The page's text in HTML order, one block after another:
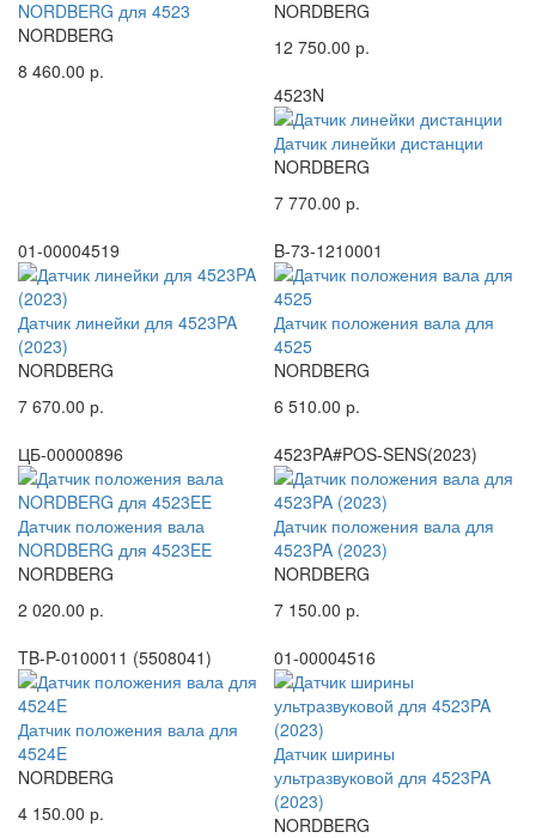
NORDBERG для 4523
NORDBERG
8 460.00 р.
NORDBERG
12 750.00 р.
4523N
Датчик линейки дистанции
NORDBERG
7 770.00 р.
01-00004519
Датчик линейки для 4523PA
(2023)
NORDBERG
7 670.00 р.
B-73-1210001
Датчик положения вала для
4525
NORDBERG
6 510.00 р.
ЦБ-00000896
Датчик положения вала
NORDBERG для 4523EE
NORDBERG
2 020.00 р.
4523PA#POS-SENS(2023)
Датчик положения вала для
4523PA (2023)
NORDBERG
7 150.00 р.
TB-P-0100011 (5508041)
Датчик положения вала для
4524E
NORDBERG
4 150.00 р.
01-00004516
Датчик ширины
ультразвуковой для 4523PA
(2023)
NORDBERG